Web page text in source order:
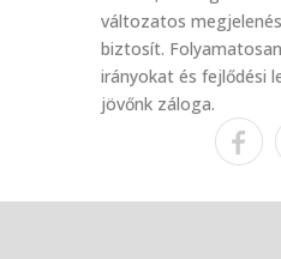
változatos
biztosít.
irányokat és fejlődési
jövőnk záloga.